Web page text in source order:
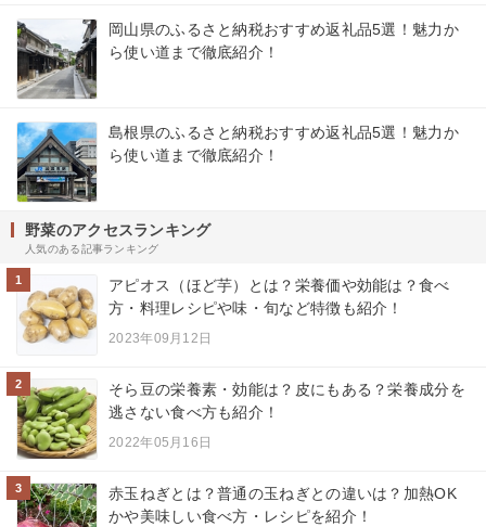
岡山県のふるさと納税おすすめ返礼品5選！魅力か
ら使い道まで徹底紹介！
島根県のふるさと納税おすすめ返礼品5選！魅力か
ら使い道まで徹底紹介！
野菜のアクセスランキング
人気のある記事ランキング
1
アピオス（ほど芋）とは？栄養価や効能は？食べ
方・料理レシピや味・旬など特徴も紹介！
2023年09月12日
2
そら豆の栄養素・効能は？皮にもある？栄養成分を
逃さない食べ方も紹介！
2022年05月16日
3
赤玉ねぎとは？普通の玉ねぎとの違いは？加熱OK
かや美味しい食べ方・レシピを紹介！